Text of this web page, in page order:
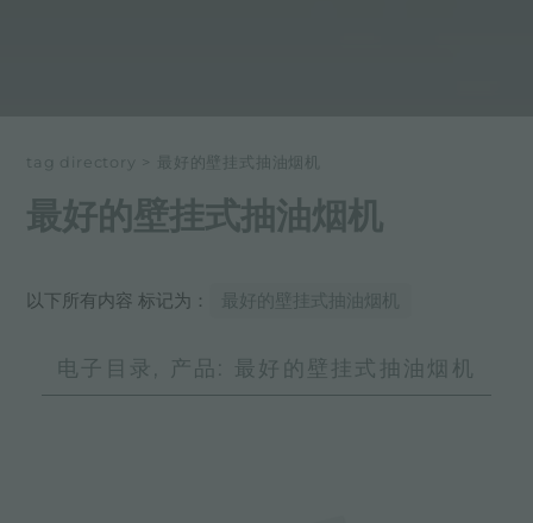
tag directory > 最好的壁挂式抽油烟机
最好的壁挂式抽油烟机
以下所有内容 标记为： 最好的壁挂式抽油烟机
电子目录, 产品: 最好的壁挂式抽油烟机